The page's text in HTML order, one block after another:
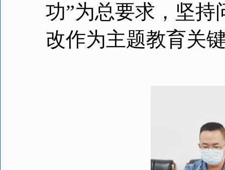
功”为总要求，坚
改作为主题教育关